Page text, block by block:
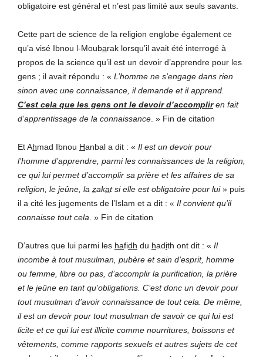
obligatoire est général et n’est pas limité aux seuls savants.
Cette part de science de la religion englobe également ce
qu’a visé Ibnou l-Moubarak lorsqu’il avait été interrogé à
propos de la science qu’il est un devoir d’apprendre pour les
gens ; il avait répondu : « L’homme ne s’engage dans rien
sinon avec une connaissance, il demande et il apprend.
C’est cela que les gens ont le devoir d’accompliren fait
d’apprentissage de la connaissance . » Fin de citation
Et Ahmad Ibnou Hanbal a dit : « Il est un devoir pour
l’homme d’apprendre, parmi les connaissances de la religion,
ce qui lui permet d’accomplir sa prière et les affaires de sa
religion, le jeûne, la zakat si elle est obligatoire pour lui» puis
il a cité les jugements de l’Islam et a dit : « Il convient qu’il
connaisse tout cela . » Fin de citation
D’autres que lui parmi les hafidh du hadith ont dit : « Il
incombe à tout musulman, pubère et sain d’esprit, homme
ou femme, libre ou pas, d’accomplir la purification, la prière
et le jeûne en tant qu’obligations. C’est donc un devoir pour
tout musulman d’avoir connaissance de tout cela. De même,
il est un devoir pour tout musulman de savoir ce qui lui est
licite et ce qui lui est illicite comme nourritures, boissons et
vêtements, comme rapports sexuels et autres sujets de cet